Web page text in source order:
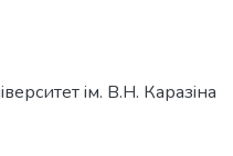
iм. В.Н. Каразiна